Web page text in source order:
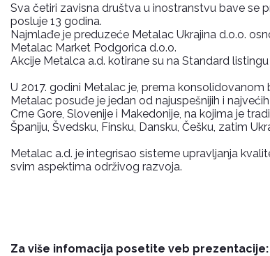
Sva četiri zavisna društva u inostranstvu bave se
posluje 13 godina.
Najmlađe je preduzeće Metalac Ukrajina d.o.o.
Metalac Market Podgorica d.o.o.
Akcije Metalca a.d. kotirane su na Standard
U 2017. godini Metalac je, prema
Metalac posuđe je jedan od najuspešnijih i
Crne Gore, Slovenije i Makedonije, na kojima je
Španiju, Švedsku, Finsku, Dansku, Češku, zatim
Metalac a.d. je integrisao sisteme upravljanja
svim aspektima održivog razvoja.
Za više infomacija posetite veb prezentacije: